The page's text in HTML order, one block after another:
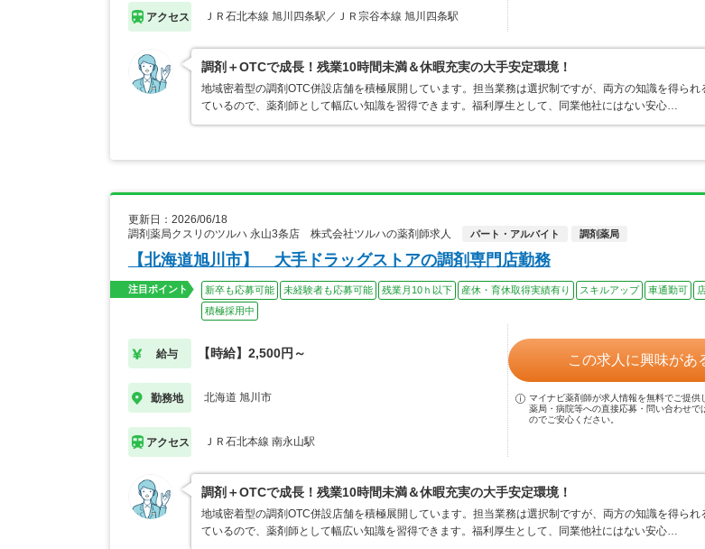
アクセス ＪＲ石北本線 旭川四条駅／ＪＲ宗谷本線 旭川四条駅
調剤＋OTCで成長！残業10時間未満＆休暇充実の大手安定環境！
地域密着型の調剤OTC併設店舗を積極展開しています。担当業務は選択制ですが、両方の知識を得られ
ているので、薬剤師として幅広い知識を習得できます。福利厚生として、同業他社にはない安心…
更新日：2026/06/18
調剤薬局クスリのツルハ 永山3条店 株式会社ツルハの薬剤師求人
パート・アルバイト 調剤薬局
【北海道旭川市】 大手ドラッグストアの調剤専門店勤務
注目ポイント 新卒も応募可能 未経験者も応募可能 残業月10ｈ以下 産休・育休取得実績有り スキルアップ 車通勤可
積極採用中
給与 【時給】2,500円～
勤務地 北海道 旭川市
アクセス ＪＲ石北本線 南永山駅
この求人に興味があ
マイナビ薬剤師が求人情報を無料でご提供
薬局・病院等への直接応募・問い合わせで
のでご安心ください。
調剤＋OTCで成長！残業10時間未満＆休暇充実の大手安定環境！
地域密着型の調剤OTC併設店舗を積極展開しています。担当業務は選択制ですが、両方の知識を得られ
ているので、薬剤師として幅広い知識を習得できます。福利厚生として、同業他社にはない安心…